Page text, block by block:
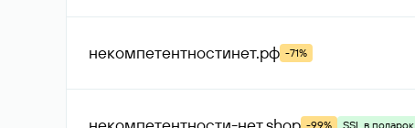
некомпетентностинет.рф -71%
-99% SSL в подарок